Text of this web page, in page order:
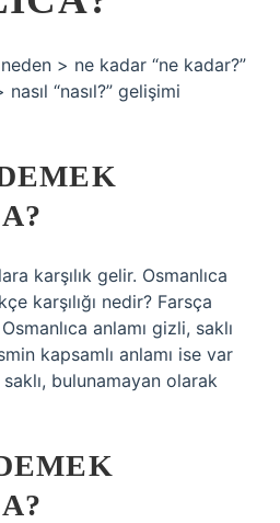
> ne kadar “ne kadar?”
“nasıl?” gelişimi
karşılık gelir. Osmanlıca
karşılığı nedir? Farsça
anlamı gizli, saklı
kapsamlı anlamı ise var
bulunamayan olarak